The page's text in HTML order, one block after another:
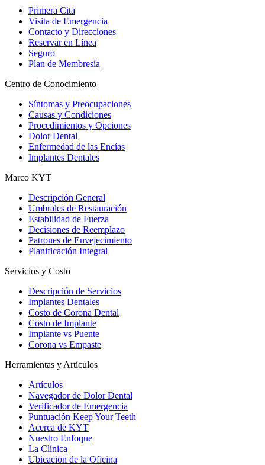
Primera Cita
Visita de Emergencia
Contacto y Direcciones
Reservar en Línea
Seguro
Plan de Membresía
Centro de Conocimiento
Síntomas y Preocupaciones
Causas y Condiciones
Procedimientos y Opciones
Dolor Dental
Enfermedad de las Encías
Implantes Dentales
Marco KYT
Descripción General
Umbrales de Restauración
Estabilidad de Fuerza
Decisiones de Reemplazo
Patrones de Envejecimiento
Planificación Integral
Servicios y Costo
Descripción de Servicios
Implantes Dentales
Costo de Corona Dental
Costo de Implante
Implante vs Puente
Corona vs Empaste
Herramientas y Artículos
Artículos
Navegador de Dolor Dental
Verificador de Emergencia
Puntuación Keep Your Teeth
Acerca de KYT
Nuestro Enfoque
La Clínica
Ubicación de la Oficina